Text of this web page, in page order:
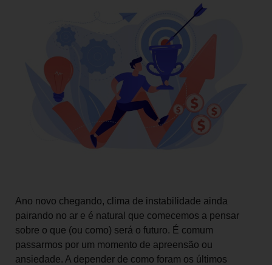
Ano novo chegando, clima de instabilidade ainda
pairando no ar e é natural que comecemos a pensar
sobre o que (ou como) será o futuro. É comum
passarmos por um momento de apreensão ou
ansiedade. A depender de como foram os últimos